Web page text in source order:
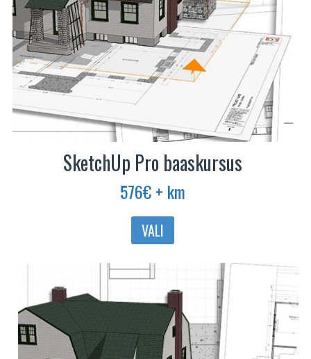
SketchUp Pro baaskursus
576€+ km
VALI
Sellel
varianti.
Valikuid
saab
teha